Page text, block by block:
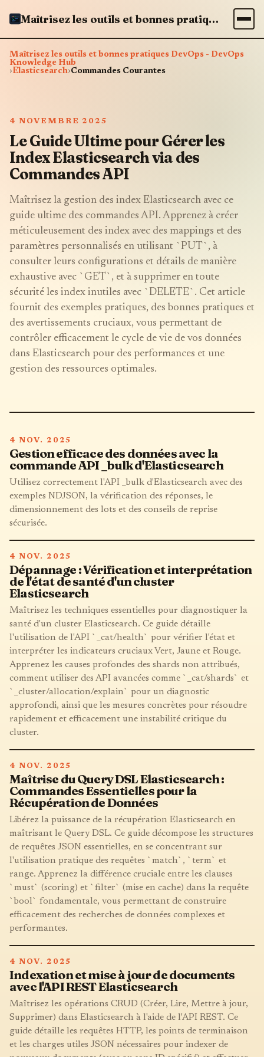
Maîtrisez les outils et bonnes pratiques DevOps - DevOps Knowledge Hub
Maîtrisez les outils et bonnes pratiques DevOps - DevOps
Knowledge Hub
›Elasticsearch›Commandes Courantes
4 NOVEMBRE 2025
Le Guide Ultime pour Gérer les
Index Elasticsearch via des
Commandes API
Maîtrisez la gestion des index Elasticsearch avec ce
guide ultime des commandes API. Apprenez à créer
méticuleusement des index avec des mappings et des
paramètres personnalisés en utilisant `PUT`, à
consulter leurs configurations et détails de manière
exhaustive avec `GET`, et à supprimer en toute
sécurité les index inutiles avec `DELETE`. Cet article
fournit des exemples pratiques, des bonnes pratiques et
des avertissements cruciaux, vous permettant de
contrôler efficacement le cycle de vie de vos données
dans Elasticsearch pour des performances et une
gestion des ressources optimales.
4 NOV. 2025
Gestion efficace des données avec la
commande API _bulk d'Elasticsearch
Utilisez correctement l'API _bulk d'Elasticsearch avec des
exemples NDJSON, la vérification des réponses, le
dimensionnement des lots et des conseils de reprise
sécurisée.
4 NOV. 2025
Dépannage : Vérification et interprétation
de l'état de santé d'un cluster
Elasticsearch
Maîtrisez les techniques essentielles pour diagnostiquer la
santé d'un cluster Elasticsearch. Ce guide détaille
l'utilisation de l'API `_cat/health` pour vérifier l'état et
interpréter les indicateurs cruciaux Vert, Jaune et Rouge.
Apprenez les causes profondes des shards non attribués,
comment utiliser des API avancées comme `_cat/shards` et
`_cluster/allocation/explain` pour un diagnostic
approfondi, ainsi que les mesures concrètes pour résoudre
rapidement et efficacement une instabilité critique du
cluster.
4 NOV. 2025
Maîtrise du Query DSL Elasticsearch :
Commandes Essentielles pour la
Récupération de Données
Libérez la puissance de la récupération Elasticsearch en
maîtrisant le Query DSL. Ce guide décompose les structures
de requêtes JSON essentielles, en se concentrant sur
l'utilisation pratique des requêtes `match`, `term` et
range. Apprenez la différence cruciale entre les clauses
`must` (scoring) et `filter` (mise en cache) dans la requête
`bool` fondamentale, vous permettant de construire
efficacement des recherches de données complexes et
performantes.
4 NOV. 2025
Indexation et mise à jour de documents
avec l'API REST Elasticsearch
Maîtrisez les opérations CRUD (Créer, Lire, Mettre à jour,
Supprimer) dans Elasticsearch à l'aide de l'API REST. Ce
guide détaille les requêtes HTTP, les points de terminaison
et les charges utiles JSON nécessaires pour indexer de